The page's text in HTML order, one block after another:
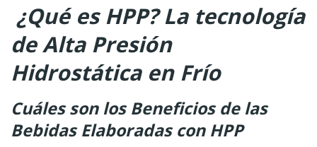
¿Qué es HPP? La tecnología
de Alta Presión
Hidrostática en Frío
Cuáles son los Beneficios de las
Bebidas Elaboradas con HPP